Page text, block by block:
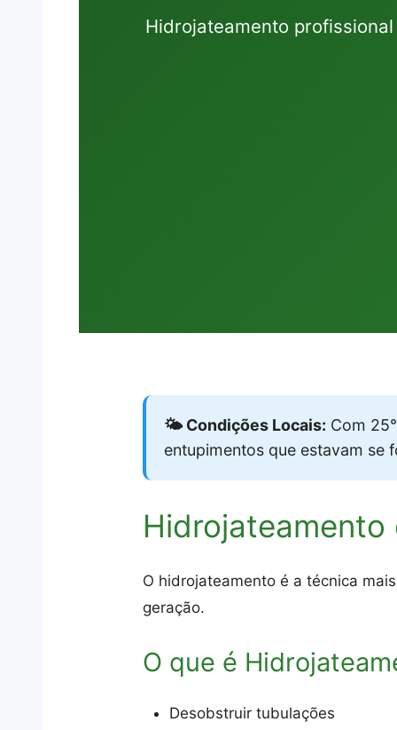
Hidrojateamento
🌤️ Condições Locais: Com
entupimentos que estavam se
Hidrojateamento
O hidrojateamento é a técnica
geração.
O que é
Desobstruir tubulações